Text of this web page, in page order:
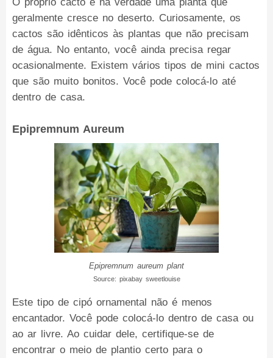
geralmente cresce no deserto. Curiosamente, os
cactos são idênticos às plantas que não precisam
de água. No entanto, você ainda precisa regar
ocasionalmente. Existem vários tipos de mini cactos
que são muito bonitos. Você pode colocá-lo até
dentro de casa.
Epipremnum Aureum
Epipremnum aureum plant
Source: pixabay sweetlouise
Este tipo de cipó ornamental não é menos
encantador. Você pode colocá-lo dentro de casa ou
ao ar livre. Ao cuidar dele, certifique-se de
encontrar o meio de plantio certo para o